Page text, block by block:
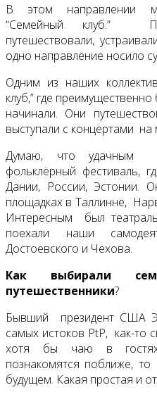
В этом направлении
“Семейный клуб.”
путешествовали,
одно направление носило
Одним из наших
клуб,” где
начинали. Они
выступали с концертами на
Думаю, что удачным
фольклёрный фестиваль,
Дании, России, Эстонии.
площадках в Таллинне,
Интересным был
поехали наши
Достоевского и Чехова.
Как выбирали
путешественники?
Бывший президент США
самых истоков PtP, как-то
хотя бы чаю в гостях
познакомятся поближе,
будущем. Какая простая и